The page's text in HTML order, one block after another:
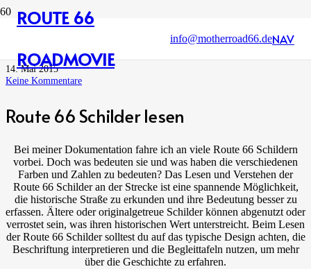
ROUTE 66
ROADMOVIE
info@motherroad66.deNAV
Route 66 Schilder lesen
14. Mai 2015
Keine Kommentare
Route 66 Schilder lesen
Bei meiner Dokumentation fahre ich an viele Route 66 Schildern
vorbei. Doch was bedeuten sie und was haben die verschiedenen
Farben und Zahlen zu bedeuten? Das Lesen und Verstehen der
Route 66 Schilder an der Strecke ist eine spannende Möglichkeit,
die historische Straße zu erkunden und ihre Bedeutung besser zu
erfassen. Ältere oder originalgetreue Schilder können abgenutzt oder
verrostet sein, was ihren historischen Wert unterstreicht. Beim Lesen
der Route 66 Schilder solltest du auf das typische Design achten, die
Beschriftung interpretieren und die Begleittafeln nutzen, um mehr
über die Geschichte zu erfahren.